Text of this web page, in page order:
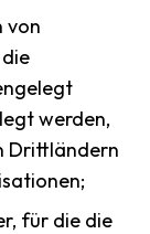
von
werden,
Drittländern
für die die